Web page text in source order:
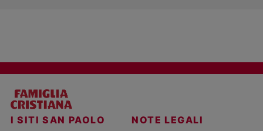
I SITI SAN PAOLO NOTE LEGALI